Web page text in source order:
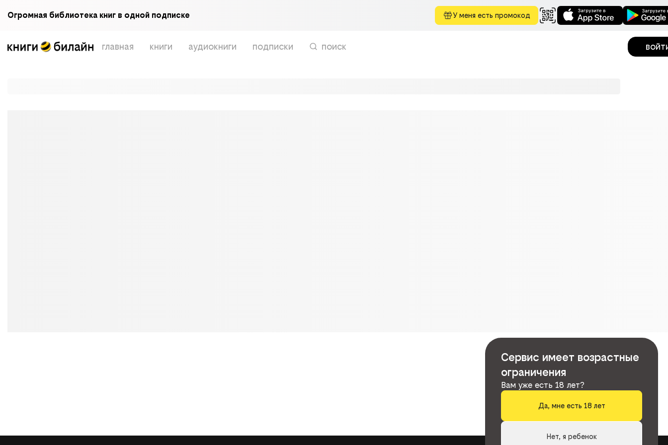
Огромная библиотека книг в одной подписке У меня есть промокод
главная книги аудиокниги подписки поиск
Сервис имеет возрастные
ограничения
Вам уже есть 18 лет?
Да, мне есть 18 лет
Нет, я ребенок